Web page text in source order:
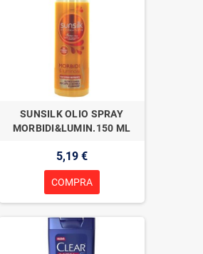
SUNSILK OLIO SPRAY
MORBIDI&LUMIN.150 ML
5,19 €
COMPRA